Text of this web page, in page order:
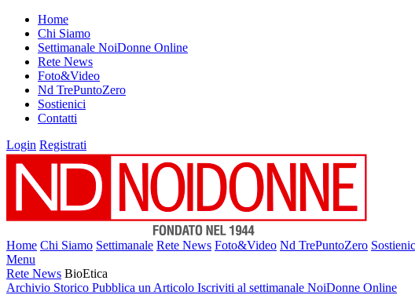
Home
Chi Siamo
Settimanale NoiDonne Online
Rete News
Foto&Video
Nd TrePuntoZero
Sostienici
Contatti
Login Registrati
Home Chi Siamo Settimanale Rete News Foto&Video Nd TrePuntoZero
Menu
Rete News BioEtica
Archivio Storico Pubblica un Articolo Iscriviti al settimanale NoiDonne Online